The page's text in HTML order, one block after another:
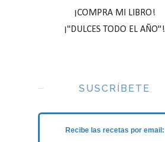
¡COMPRA MI LIBRO!
¡"DULCES TODO EL AÑO"!
SUSCRÍBETE
Recibe las recetas por email: